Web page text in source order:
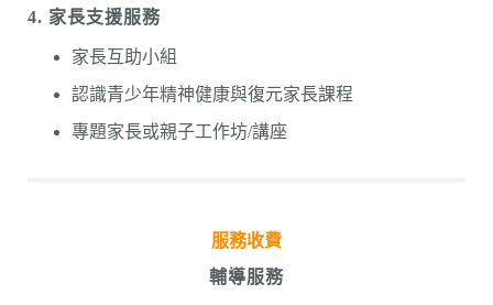
4. 家長支援服務
家長互助小組
認識青少年精神健康與復元家長課程
專題家長或親子工作坊/講座
服務收費
輔導服務